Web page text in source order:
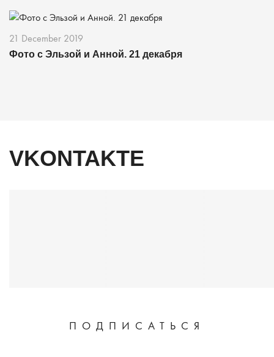
21 December 2019
Фото с Эльзой и Анной. 21 декабря
VKONTAKTE
ПОДПИСАТЬСЯ